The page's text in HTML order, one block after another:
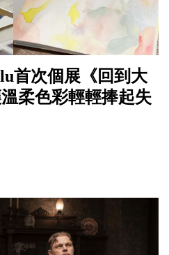
首次個展《回到大
柔色彩輕輕捧起失